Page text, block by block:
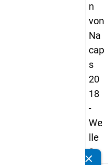
n
von
Na
cap
s
20
18
-
We
lle
2
clear